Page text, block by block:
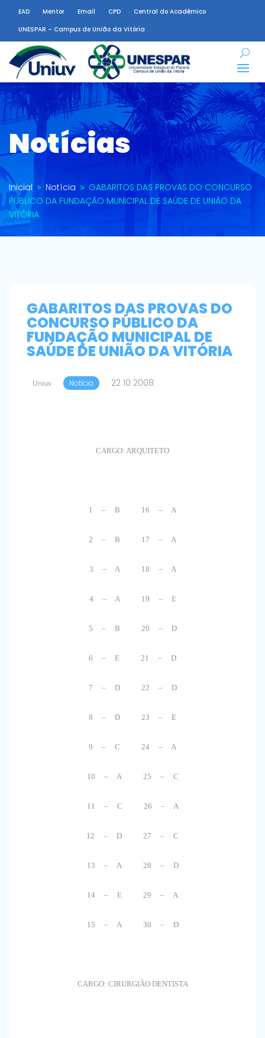
EAD Mentor Email CPD
Central do Acadêmico
UNESPAR – Campus de União da Vitória
Notícias
Inicial 9 Notícia 9 GABARITOS DAS PROVAS DO CONCURSO
PÚBLICO DA FUNDAÇÃO MUNICIPAL DE SAÚDE DE UNIÃO DA
VITÓRIA
GABARITOS DAS PROVAS DO
CONCURSO PÚBLICO DA
FUNDAÇÃO MUNICIPAL DE
SAÚDE DE UNIÃO DA VITÓRIA
Uniuv Notícia 22 10 2008
CARGO: ARQUITETO
1 – B 16 – A
2 – B 17 – A
3 – A 18 – A
4 – A 19 – E
5 – B 20 – D
6 – E 21 – D
7 – D 22 – D
8 – D 23 – E
9 – C 24 – A
10 – A 25 – C
11 – C 26 – A
12 – D 27 – C
13 – A 28 – D
14 – E 29 – A
15 – A 30 – D
CARGO: CIRURGIÃO DENTISTA